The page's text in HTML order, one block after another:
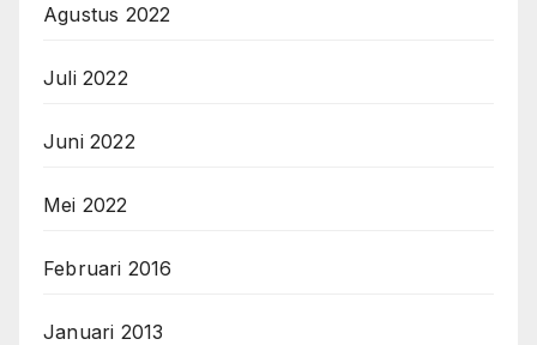
Agustus 2022
Juli 2022
Juni 2022
Mei 2022
Februari 2016
Januari 2013